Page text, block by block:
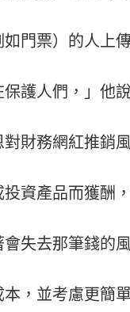
門票）的人上
護人們，」他說
財務網紅推銷
資產品而獲酬
失去那筆錢的
，並考慮更簡